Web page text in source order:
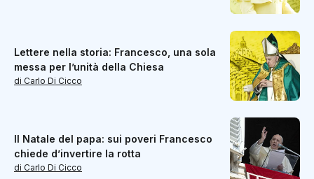
Lettere nella storia: Francesco, una sola
messa per l’unità della Chiesa
di Carlo Di Cicco
Il Natale del papa: sui poveri Francesco
chiede d’invertire la rotta
di Carlo Di Cicco